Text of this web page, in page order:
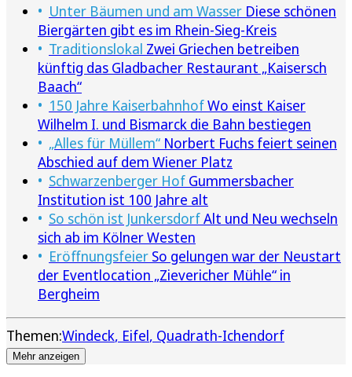
Unter Bäumen und am Wasser Diese schönen
Biergärten gibt es im Rhein-Sieg-Kreis
Traditionslokal Zwei Griechen betreiben
künftig das Gladbacher Restaurant „Kaisersch
Baach“
150 Jahre KaiserbahnhofWo einst Kaiser
Wilhelm I. und Bismarck die Bahn bestiegen
„Alles für Müllem“ Norbert Fuchs feiert seinen
Abschied auf dem Wiener Platz
Schwarzenberger Hof Gummersbacher
Institution ist 100 Jahre alt
So schön ist JunkersdorfAlt und Neu wechseln
sich ab im Kölner Westen
Eröffnungsfeier So gelungen war der Neustart
der Eventlocation „Zievericher Mühle“ in
Bergheim
Themen:Windeck Eifel Quadrath-Ichendorf
Mehr anzeigen